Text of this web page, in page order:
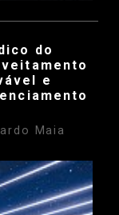
do
e
Maia